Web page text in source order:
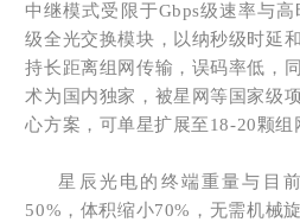
中继模式受限于Gbps级速率与
级全光交换模块，以纳秒级时延
持长距离组网传输，误码率低，
术为国内独家，被星网等国家级
心方案，可单星扩展至18-20颗组
星辰光电的终端重量与目
50%，体积缩小70%， 无需机械